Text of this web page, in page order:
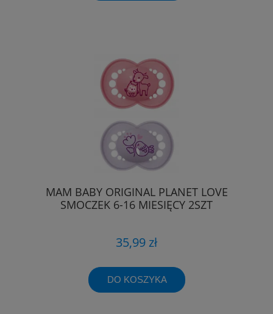
MAM BABY ORIGINAL PLANET LOVE
SMOCZEK 6-16 MIESIĘCY 2SZT
35,99 zł
DO KOSZYKA